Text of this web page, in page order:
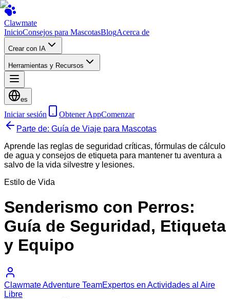
Clawmate
InicioConsejos para MascotasBlogAcerca de
Crear con IA
Herramientas y Recursos
es
Iniciar sesión Obtener AppComenzar
Parte de: Guía de Viaje para Mascotas
Aprende las reglas de seguridad críticas, fórmulas de cálculo
de agua y consejos de etiqueta para mantener tu aventura a
salvo de la vida silvestre y lesiones.
Estilo de Vida
Senderismo con Perros:
Guía de Seguridad, Etiqueta
y Equipo
Clawmate Adventure TeamExpertos en Actividades al Aire
Libre